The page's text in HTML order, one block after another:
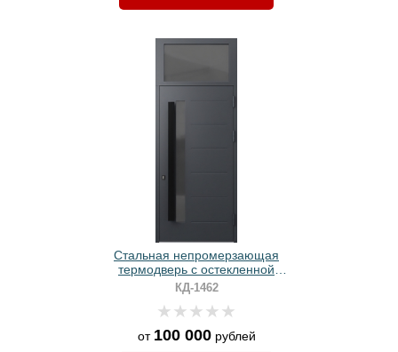
Стальная непромерзающая
термодверь с остекленной
фрамугой, бугельными ручками и
серыми панелями МДФ
КД-1462
от 100 000рублей